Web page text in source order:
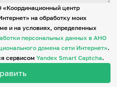
центр
на обработку моих
и на условиях, определенных
персональных данных в АНО
домена сети Интернет».
сервисомYandex Smart Captcha.